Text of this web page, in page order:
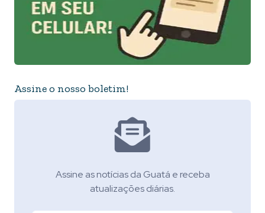
Assine o nosso boletim!
Assine as notícias da Guatá e receba
atualizações diárias.